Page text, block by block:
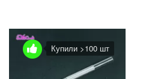
Купили >100 шт